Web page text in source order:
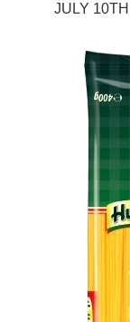
JULY